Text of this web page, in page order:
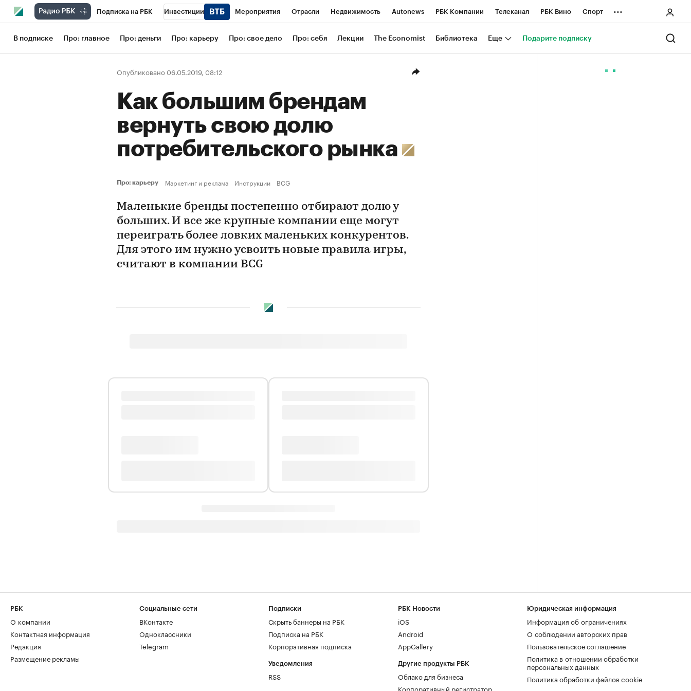
Подписка на РБК Инвестиции Мероприятия Отрасли Недвижимость Autonews РБК Компании Телеканал РБК Вино Спорт
Школа управления РБК РБК Образование РБК Life Тренды Визионеры Национальные проекты Город
Рынок наличной валюты
...
В подписке Про: главное Про: деньги Про: карьеру Про: свое дело Про: себя Лекции The Economist Библиотека Еще Подарите подписку
Опубликовано 06.05.2019, 08:12
Как большим брендам
вернуть свою долю
потребительского рынка
Про: карьеру Маркетинг и реклама Инструкции BCG
Маленькие бренды постепенно отбирают долю у
больших. И все же крупные компании еще могут
переиграть более ловких маленьких конкурентов.
Для этого им нужно усвоить новые правила игры,
считают в компании BCG
РБК
О компании
Контактная информация
Редакция
Размещение рекламы
Социальные сети
ВКонтакте
Одноклассники
Telegram
Подписки
Скрыть баннеры на РБК
Подписка на РБК
Корпоративная подписка
Уведомления
RSS
РБК Новости
iOS
Android
AppGallery
Другие продукты РБК
Облако для бизнеса
Корпоративный регистратор
Юридическая информация
Информация об ограничениях
О соблюдении авторских прав
Пользовательское соглашение
Политика в отношении обработки
персональных данных
Политика обработки файлов cookie